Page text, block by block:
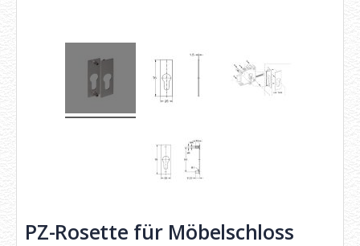
PZ-Rosette für Möbelschloss